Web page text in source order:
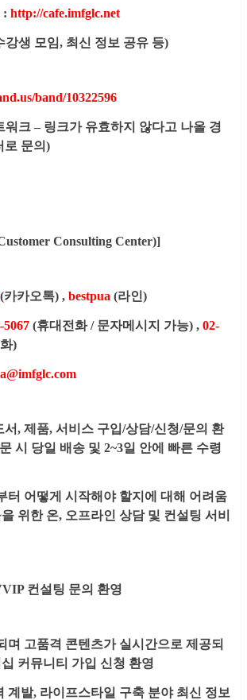
: http://cafe.imfglc.net
강생 모임, 최신 정보 공유 등)
band/10322596
워크 – 링크가 유효하지 않다고 나올 경
로 문의)
Consulting Center)]
카오톡) , bestpua (라인)
5067(휴대전화 / 문자메시지 가능) , 02-
)
서, 제품, 서비스 구입/상담/신청/문의 환
시 당일 배송 및 2~3일 안에 빠른 수령
터 어떻게 시작해야 할지에 대해 어려움
위한 온, 오프라인 상담 및 컨설팅 서비
컨설팅 문의 환영
며 고품격 콘텐츠가 실시간으로 제공되
커뮤니티 가입 신청 환영
계발, 라이프스타일 구축 분야 최신 정보